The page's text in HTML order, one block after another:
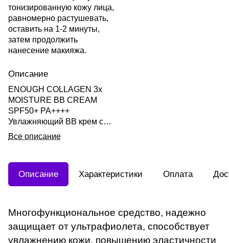
тонизированную кожу лица,
равномерно растушевать,
оставить на 1-2 минуты,
затем продолжить
нанесение макияжа.
Описание
ENOUGH COLLAGEN 3x
MOISTURE BB CREAM
SPF50+ PA++++
Увлажняющий ВВ крем с
3мя видами коллагена
SPF50+ PA++++ 50мл
Все описание
Описание Характеристики Оплата
Многофункциональное средство, надежно
защищает от ультрафиолета, способствует
увлажнению кожи, повышению эластичности